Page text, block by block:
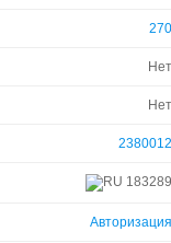
270
Нет
Нет
2380012
183289
Авторизация